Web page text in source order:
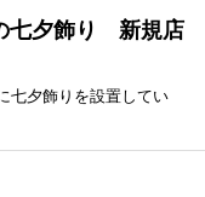
七夕飾り 新規店
七夕飾りを設置してい